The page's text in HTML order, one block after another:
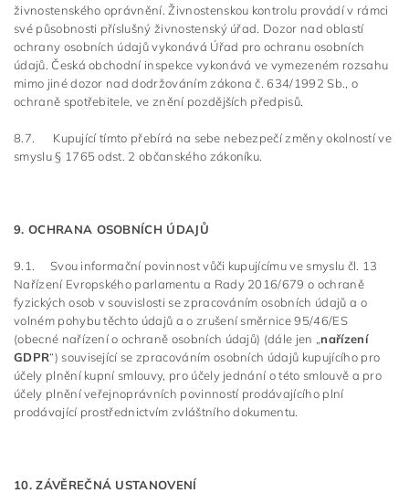
živnostenského oprávnění. Živnostenskou kontrolu provádí v rámci
své působnosti příslušný živnostenský úřad. Dozor nad oblastí
ochrany osobních údajů vykonává Úřad pro ochranu osobních
údajů. Česká obchodní inspekce vykonává ve vymezeném rozsahu
mimo jiné dozor nad dodržováním zákona č. 634/1992 Sb., o
ochraně spotřebitele, ve znění pozdějších předpisů.
8.7. Kupující tímto přebírá na sebe nebezpečí změny okolností ve
smyslu § 1765 odst. 2 občanského zákoníku.
9. OCHRANA OSOBNÍCH ÚDAJŮ
9.1. Svou informační povinnost vůči kupujícímu ve smyslu čl. 13
Nařízení Evropského parlamentu a Rady 2016/679 o ochraně
fyzických osob v souvislosti se zpracováním osobních údajů a o
volném pohybu těchto údajů a o zrušení směrnice 95/46/ES
(obecné nařízení o ochraně osobních údajů) (dále jen „nařízení
GDPR“) související se zpracováním osobních údajů kupujícího pro
účely plnění kupní smlouvy, pro účely jednání o této smlouvě a pro
účely plnění veřejnoprávních povinností prodávajícího plní
prodávající prostřednictvím zvláštního dokumentu.
10. ZÁVĚREČNÁ USTANOVENÍ